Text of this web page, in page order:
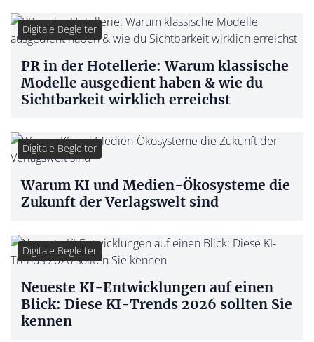
Digitale Begleiter
PR in der Hotellerie: Warum klassische
Modelle ausgedient haben & wie du
Sichtbarkeit wirklich erreichst
Digitale Begleiter
Warum KI und Medien-Ökosysteme die
Zukunft der Verlagswelt sind
Digitale Begleiter
Neueste KI-Entwicklungen auf einen
Blick: Diese KI-Trends 2026 sollten Sie
kennen